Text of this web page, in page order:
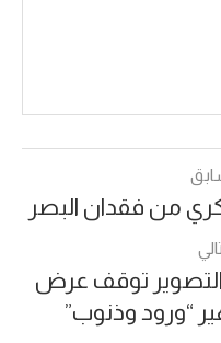
من فقدان البصر
التصوير توقف عرض
“ورود وذنوب”